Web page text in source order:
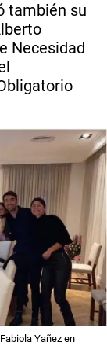
también su
Necesidad
Yañez en